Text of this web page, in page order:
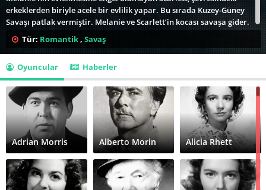
erkeklerden biriyle acele bir evlilik yapar. Bu sırada Kuzey-Güney
Savaşı patlak vermiştir. Melanie ve Scarlett’in kocası savaşa gider.
Scarlett’in kocası savaşta ölür. Savaş, Güney’in şartlarını çok
ağırlaştırır. Scarlett annesini kaybeder. Babası ise aklını yitirmiştir.
Melanie ve Scarlett Tara’da birlikte yaşamaya başlarlar. Ashley’den
haber alınamamaktadır. Savaş biter ve Ashley geri döner. Tara’nın
vergilerini ödeyemeyen Scarlett, kızkardeşinin nişanlısı ile evlenir
ve çiftliği kurtarır. Scarlett’in yeni özgür olmuş fakir zenciler
tarafından saldırıya uğraması üzerine Rhett, Ashley ve karısı
intikam almaya giderler. Scarlett’in ikinci kocası da çatışma
sırasında ölür. Scarlett’in Ashley’e olan takıntısı devam etmektedir.
Ancak, Rhett Buttler ile üçüncü evliliğini yapar. Bir kızları olur.
Rhett, Ashley’i kıskanmaktadır. Bir gün kızını alır ve Londra’ya
gider. Ancak kızın annesini özlemesi nedeniyle üç ay sonra geri
dönerler. Bu arada Scarlett dördüncü çocuğuna hamiledir. Dönüşte
yaşanan tartışma sonucu Scarlett bebeğini kaybeder. Bebeğin
Tür: Romantik, Savaş
Oyuncular Haberler
Adrian Morris Alberto Morin Alicia Rhett